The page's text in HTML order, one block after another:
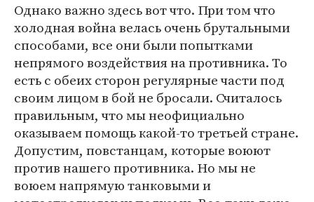
Однако важно здесь вот что. При том что
холодная война велась очень брутальными
способами, все они были попытками
непрямого воздействия на противника. То
есть с обеих сторон регулярные части под
своим лицом в бой не бросали. Считалось
правильным, что мы неофициально
оказываем помощь какой-то третьей стране.
Допустим, повстанцам, которые воюют
против нашего противника. Но мы не
воюем напрямую танковыми и